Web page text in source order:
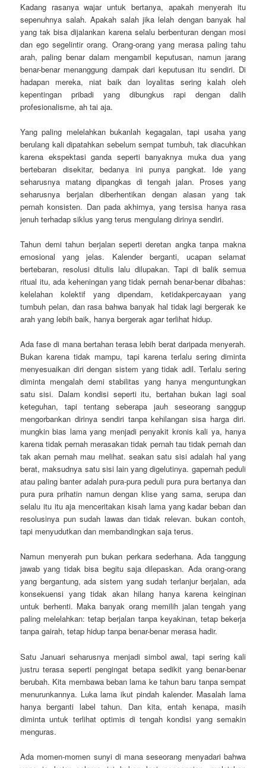
Kadang rasanya wajar untuk bertanya, apakah menyerah itu
sepenuhnya salah. Apakah salah jika lelah dengan banyak hal
yang tak bisa dijalankan karena selalu berbenturan dengan mosi
dan ego segelintir orang. Orang-orang yang merasa paling tahu
arah, paling benar dalam mengambil keputusan, namun jarang
benar-benar menanggung dampak dari keputusan itu sendiri. Di
hadapan mereka, niat baik dan loyalitas sering kalah oleh
kepentingan pribadi yang dibungkus rapi dengan dalih
profesionalisme, ah tai aja.
Yang paling melelahkan bukanlah kegagalan, tapi usaha yang
berulang kali dipatahkan sebelum sempat tumbuh, tak diacuhkan
karena ekspektasi ganda seperti banyaknya muka dua yang
bertebaran disekitar, bedanya ini punya pangkat. Ide yang
seharusnya matang dipangkas di tengah jalan. Proses yang
seharusnya berjalan diberhentikan dengan alasan yang tak
pernah konsisten. Dan pada akhirnya, yang tersisa hanya rasa
jenuh terhadap siklus yang terus mengulang dirinya sendiri.
Tahun demi tahun berjalan seperti deretan angka tanpa makna
emosional yang jelas. Kalender berganti, ucapan selamat
bertebaran, resolusi ditulis lalu dilupakan. Tapi di balik semua
ritual itu, ada keheningan yang tidak pernah benar-benar dibahas:
kelelahan kolektif yang dipendam, ketidakpercayaan yang
tumbuh pelan, dan rasa bahwa banyak hal tidak lagi bergerak ke
arah yang lebih baik, hanya bergerak agar terlihat hidup.
Ada fase di mana bertahan terasa lebih berat daripada menyerah.
Bukan karena tidak mampu, tapi karena terlalu sering diminta
menyesuaikan diri dengan sistem yang tidak adil. Terlalu sering
diminta mengalah demi stabilitas yang hanya menguntungkan
satu sisi. Dalam kondisi seperti itu, bertahan bukan lagi soal
keteguhan, tapi tentang seberapa jauh seseorang sanggup
mengorbankan dirinya sendiri tanpa kehilangan sisa harga diri.
mungkin bias lama yang menjadi penyakit kronis kali ya, hanya
karena tidak pernah merasakan tidak pernah tau tidak pernah dan
tak akan pernah mau melihat. seakan satu sisi adalah hal yang
berat, maksudnya satu sisi lain yang digelutinya. gapernah peduli
atau paling banter adalah pura-pura peduli pura pura bertanya dan
pura pura prihatin namun dengan klise yang sama, serupa dan
selalu itu itu aja menceritakan kisah lama yang kadar beban dan
resolusinya pun sudah lawas dan tidak relevan. bukan contoh,
tapi menyudutkan dan membandingkan saja terus.
Namun menyerah pun bukan perkara sederhana. Ada tanggung
jawab yang tidak bisa begitu saja dilepaskan. Ada orang-orang
yang bergantung, ada sistem yang sudah terlanjur berjalan, ada
konsekuensi yang tidak akan hilang hanya karena keinginan
untuk berhenti. Maka banyak orang memilih jalan tengah yang
paling melelahkan: tetap berjalan tanpa keyakinan, tetap bekerja
tanpa gairah, tetap hidup tanpa benar-benar merasa hadir.
Satu Januari seharusnya menjadi simbol awal, tapi sering kali
justru terasa seperti pengingat betapa sedikit yang benar-benar
berubah. Kita membawa beban lama ke tahun baru tanpa sempat
menurunkannya. Luka lama ikut pindah kalender. Masalah lama
hanya berganti label tahun. Dan kita, entah kenapa, masih
diminta untuk terlihat optimis di tengah kondisi yang semakin
menguras.
Ada momen-momen sunyi di mana seseorang menyadari bahwa